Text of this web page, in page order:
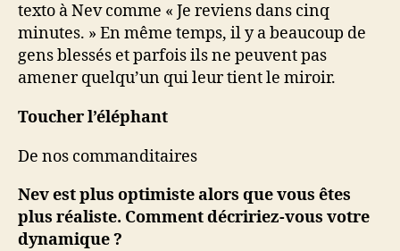
texto à Nev comme « Je reviens dans cinq
minutes. » En même temps, il y a beaucoup de
gens blessés et parfois ils ne peuvent pas
amener quelqu’un qui leur tient le miroir.
Toucher l’éléphant
De nos commanditaires
Nev est plus optimiste alors que vous êtes
plus réaliste. Comment décririez-vous votre
dynamique ?